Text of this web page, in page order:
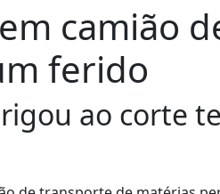
camião
ferido
ao corte